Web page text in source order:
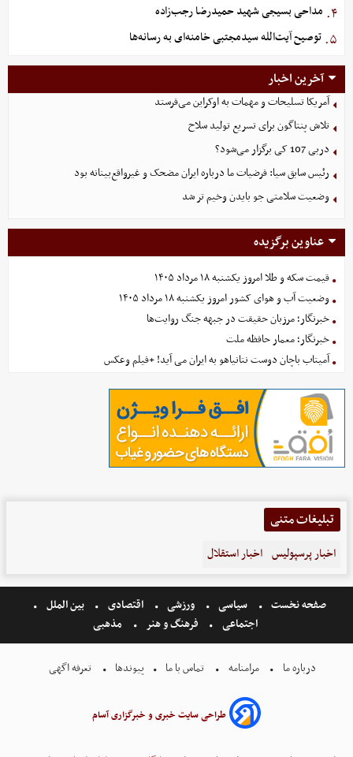
۴. مداحی بسیجی شهید حمیدرضا رجب‌زاده
۵. توصیح آیت‌الله سیدمجتبی خامنه‌ای به رسانه‌ها
آخرین اخبار
آمریکا تسلیحات و مهمات به اوکراین می‌فرستد
تلاش پنتاگون برای تسریع تولید سلاح
دربی 107 کی برگزار می‌شود؟
رئیس سابق سیا: فرضیات ما درباره ایران مضحک و غیرواقع‌بینانه بود
وضعیت سلامتی جو بایدن وخیم تر شد
عناوین برگزیده
قیمت سکه و طلا امروز یکشنبه ۱۸ مرداد ۱۴۰۵
وضعیت آب و هوای کشور امروز یکشنبه ۱۸ مرداد ۱۴۰۵
خبرنگار؛ مرزبان حقیقت در جبهه جنگ روایت‌ها
خبرنگار؛ معمار حافظه ملت
آمیتاب باچان دوست نتانیاهو به ایران می آید! +فیلم وعکس
تبلیغات متنی
اخبار پرسپولیس اخبار استقلال
صفحه نخست سیاسی ورزشی اقتصادی
بین الملل
اجتماعی
فرهنگ و هنر مذهبی
درباره ما مرامنامه تماس با ما پیوندها تعرفه اگهی
طراحی سایت خبری و خبرگزاری آسام